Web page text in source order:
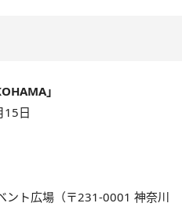
」
日
ト広場（〒231-0001 神奈川